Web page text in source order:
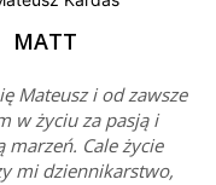
MATT
Mateusz i od zawsze
w życiu za pasją i
marzeń. Cale życie
mi dziennikarstwo,